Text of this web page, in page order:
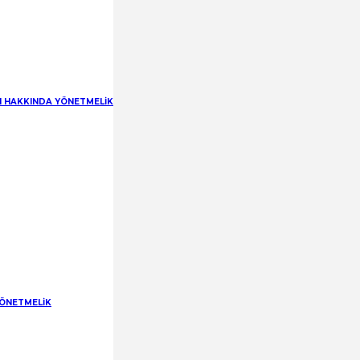
HAKKINDA YÖNETMELİK